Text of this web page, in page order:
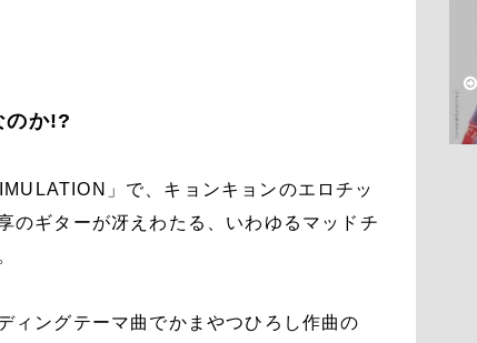
のか!?
」で、キョンキョンのエロチッ
のギターが冴えわたる、いわゆるマッドチ
ィングテーマ曲でかまやつひろし作曲の